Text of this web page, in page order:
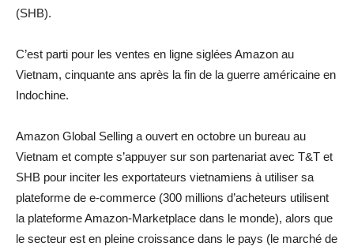
(SHB).
C’est parti pour les ventes en ligne siglées Amazon au
Vietnam, cinquante ans après la fin de la guerre américaine en
Indochine.
Amazon Global Selling a ouvert en octobre un bureau au
Vietnam et compte s’appuyer sur son partenariat avec T&T et
SHB pour inciter les exportateurs vietnamiens à utiliser sa
plateforme de e-commerce (300 millions d’acheteurs utilisent
la plateforme Amazon-Marketplace dans le monde), alors que
le secteur est en pleine croissance dans le pays (le marché de